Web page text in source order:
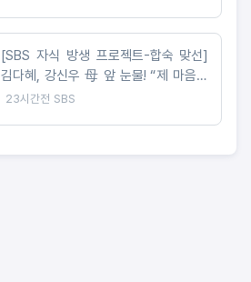
[SBS 자식 방생 프로젝트-합숙 맞선]
김다혜, 강신우 母 앞 눈물! “제 마음은
이미 정리 완료” 최종선택 D-1 러브라
23시간전 SBS